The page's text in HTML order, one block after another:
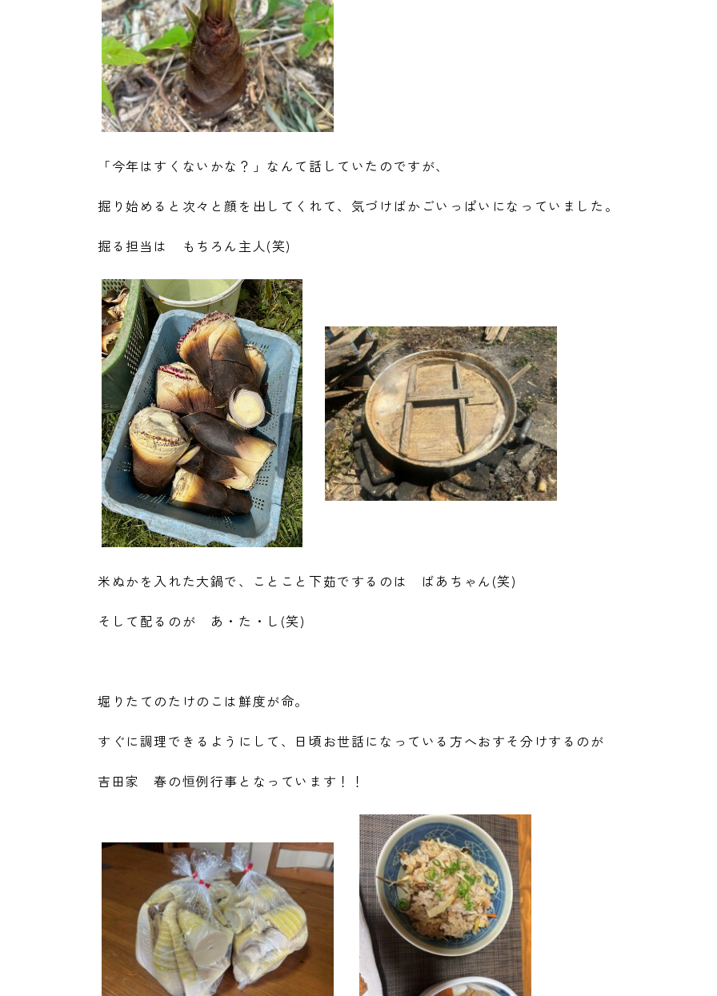
「今年はすくないかな？」なんて話していたのですが、
掘り始めると次々と顔を出してくれて、気づけばかごいっぱいになっていました。
掘る担当は もちろん主人(笑)
米ぬかを入れた大鍋で、ことこと下茹でするのは ばあちゃん(笑)
そして配るのが あ・た・し(笑)
堀りたてのたけのこは鮮度が命。
すぐに調理できるようにして、日頃お世話になっている方へおすそ分けするのが
吉田家 春の恒例行事となっています！！